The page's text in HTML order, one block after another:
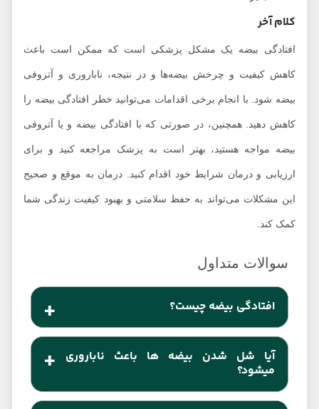
کلام آخر
افتادگی بیضه یک مشکل پزشکی است که ممکن است باعث
کاهش کیفیت و چرخش بیضه‌ها و در نتیجه، ناباروری و آتروفی
بیضه شود. با انجام برخی اقدامات می‌توانید خطر افتادگی بیضه را
کاهش دهید. همچنین، در صورتی که با افتادگی بیضه و یا آتروفی
بیضه مواجه هستید، بهتر است به پزشک مراجعه کنید و برای
ارزیابی و درمان شرایط خود اقدام کنید. درمان به موقع و صحیح
این مشکلات می‌تواند به حفظ سلامتی و بهبود کیفیت زندگی شما
کمک کند.
افتادگی بیضه چیست؟
افتادگی بیضه به وضعیتی گفته می‌شود که یک یا هر دو
بیضه پایینی تر از موقعیت طبیعی خود قرار می‌گیرند.
این وضعیت معمولا در حین تولد یا در دوران نوجوانی رخ
آیا شل شدن بیضه‌ ها باعث ناباروری
میشود؟
شل شدن بیضه‌ ممکن است باعث ناباروری شود. بیضه‌ها